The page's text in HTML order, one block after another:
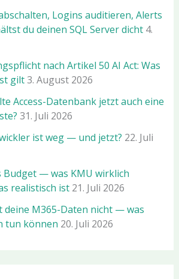
Logins auditieren, Alerts
du deinen SQL Server dicht 4.
nach Artikel 50 AI Act: Was
gilt3. August 2026
Access-Datenbank jetzt auch eine
31. Juli 2026
ist weg — und jetzt? 22. Juli
Budget — was KMU wirklich
realistisch ist 21. Juli 2026
deine M365-Daten nicht — was
tun können 20. Juli 2026